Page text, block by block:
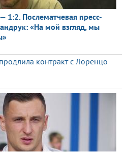
1:2. Послематчевая пресс-
«На мой взгляд, мы
контракт с Лоренцо